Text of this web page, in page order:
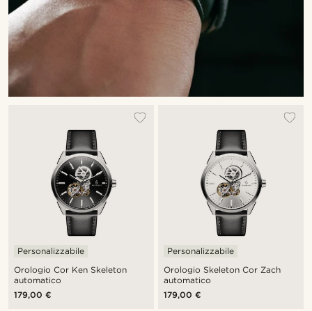
Orologio Cor Ken Skeleton
automatico
Personalizzabile
179,00 €
Orologio Skeleton Cor Zach
automatico
Personalizzabile
179,00 €